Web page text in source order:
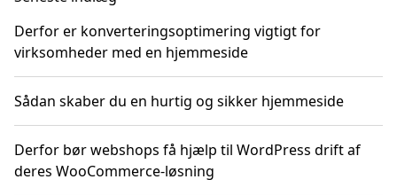
Derfor er konverteringsoptimering vigtigt for
virksomheder med en hjemmeside
Sådan skaber du en hurtig og sikker hjemmeside
Derfor bør webshops få hjælp til WordPress drift af
deres WooCommerce-løsning